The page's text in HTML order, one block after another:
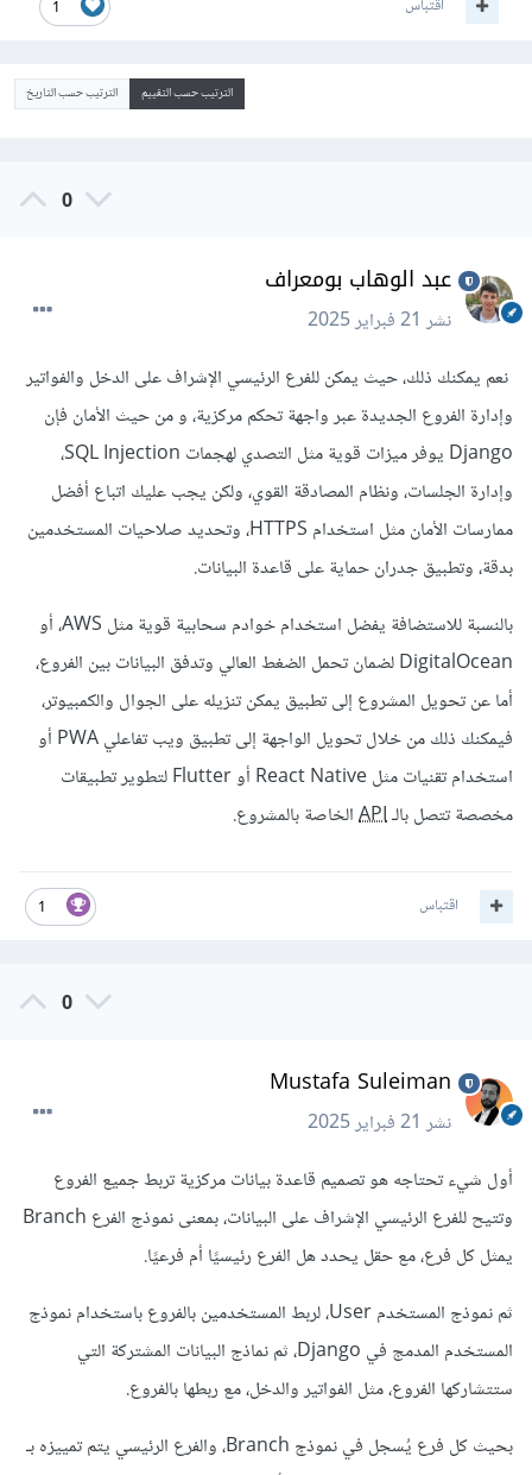
1 اقتباس
الترتيب حسب التقييم الترتيب حسب التاريخ
0
عبد الوهاب بومعراف
نشر21 فبراير 2025
نعم يمكنك ذلك، حيث يمكن للفرع الرئيسي الإشراف على الدخل والفواتير
وإدارة الفروع الجديدة عبر واجهة تحكم مركزية، و من حيث الأمان فإن
Django يوفر ميزات قوية مثل التصدي لهجمات SQL Injection،
وإدارة الجلسات، ونظام المصادقة القوي، ولكن يجب عليك اتباع أفضل
ممارسات الأمان مثل استخدام HTTPS، وتحديد صلاحيات المستخدمين
بدقة، وتطبيق جدران حماية على قاعدة البيانات.
بالنسبة للاستضافة يفضل استخدام خوادم سحابية قوية مثل AWS، أو
DigitalOcean لضمان تحمل الضغط العالي وتدفق البيانات بين الفروع،
أما عن تحويل المشروع إلى تطبيق يمكن تنزيله على الجوال والكمبيوتر،
فيمكنك ذلك من خلال تحويل الواجهة إلى تطبيق ويب تفاعلي PWA أو
استخدام تقنيات مثل React Native أو Flutter لتطوير تطبيقات
مخصصة تتصل بالـAPIالخاصة بالمشروع.
1 اقتباس
0
Mustafa Suleiman
نشر21 فبراير 2025
أول شيء تحتاجه هو تصميم قاعدة بيانات مركزية تربط جميع الفروع
وتتيح للفرع الرئيسي الإشراف على البيانات، بمعنى نموذج الفرع Branch
يمثل كل فرع، مع حقل يحدد هل الفرع رئيسيًا أم فرعيًا.
ثم نموذج المستخدم User، لربط المستخدمين بالفروع باستخدام نموذج
المستخدم المدمج في Django، ثم نماذج البيانات المشتركة التي
ستتشاركها الفروع، مثل الفواتير والدخل، مع ربطها بالفروع.
بحيث كل فرع يُسجل في نموذج Branch، والفرع الرئيسي يتم تمييزه بـ